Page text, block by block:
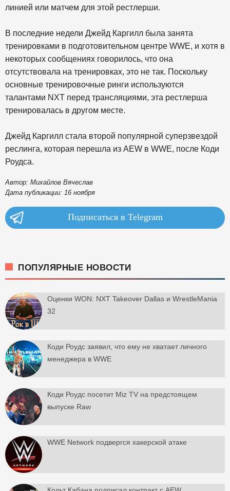
линией или матчем для этой рестлерши.
В последние недели Джейд Каргилл была занята
тренировками в подготовительном центре WWE, и хотя в
некоторых сообщениях говорилось, что она
отсутствовала на тренировках, это не так. Поскольку
основные тренировочные ринги используются
талантами NXT перед трансляциями, эта рестлерша
тренировалась в другом месте.
Джейд Каргилл стала второй популярной суперзвездой
реслинга, которая перешла из AEW в WWE, после Коди
Роудса.
Автор: Михайлов Вячеслав
Дата публикации: 16 ноября
Подписаться в Telegram
ПОПУЛЯРНЫЕ НОВОСТИ
Оценки WON: NXT Takeover Dallas и WrestleMania
32
Коди Роудс заявил, что ему не хватает личного
менеджера в WWE
Коди Роудс посетит Miz TV на предстоящем
выпуске Raw
WWE Network подвергся хакерской атаке